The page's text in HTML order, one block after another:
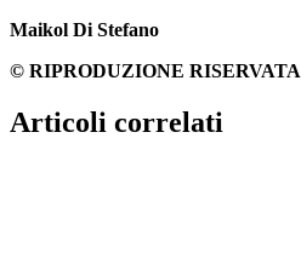
Maikol Di Stefano
© RIPRODUZIONE RISERVATA
Articoli correlati